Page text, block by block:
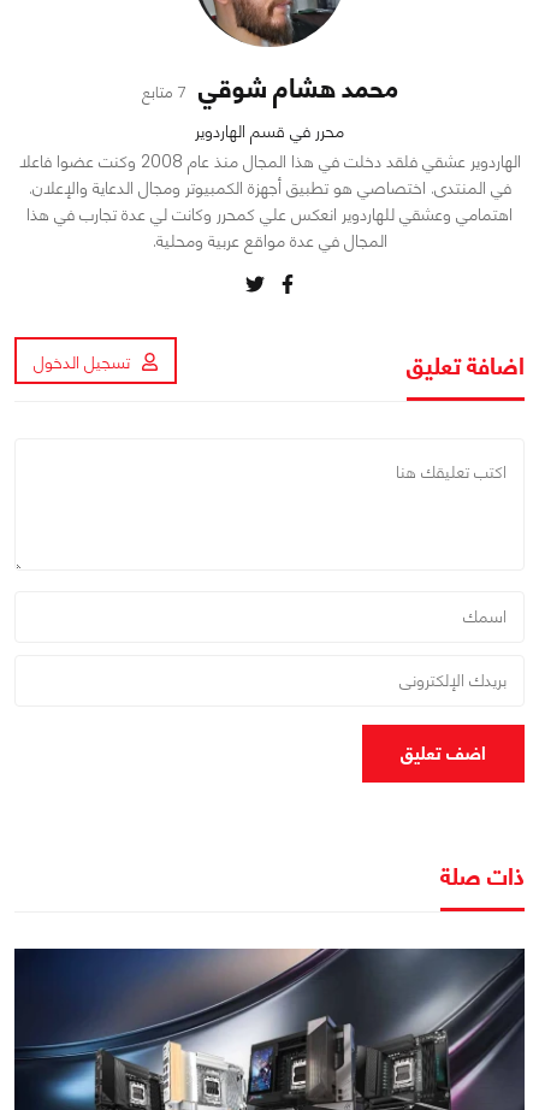
محمد هشام شوقي 7 متابع
محرر في قسم الهاردوير
الهاردوير عشقي فلقد دخلت في هذا المجال منذ عام 2008 وكنت عضوا فاعلا
في المنتدى. اختصاصي هو تطبيق أجهزة الكمبيوتر ومجال الدعاية والإعلان.
اهتمامي وعشقي للهاردوير انعكس علي كمحرر وكانت لي عدة تجارب في هذا
المجال في عدة مواقع عربية ومحلية.
اضافة تعليق تسجيل الدخول
اضف تعليق
ذات صلة